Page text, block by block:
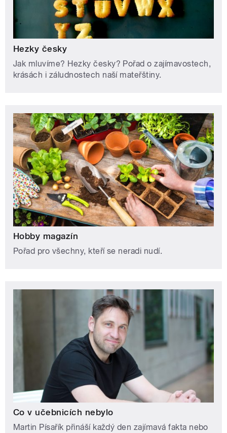
Hezky česky
Jak mluvíme? Hezky česky? Pořad o zajímavostech,
krásách i záludnostech naší mateřštiny.
Hobby magazín
Pořad pro všechny, kteří se neradi nudí.
Co v učebnicích nebylo
Martin Písařík přináší každý den zajímavá fakta nebo